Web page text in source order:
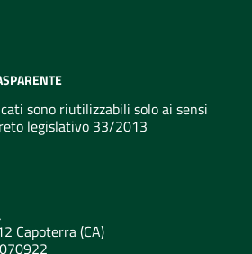
sono riutilizzabili solo ai sensi
legislativo 33/2013
Capoterra (CA)